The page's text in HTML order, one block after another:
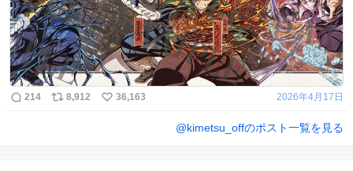
214 8,912 36,163 2026年4月17日
@kimetsu_offのポスト一覧を見る